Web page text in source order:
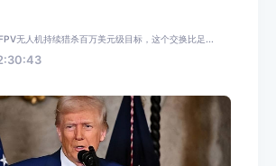
无人机持续猎杀百万美元级目标，这个交换比足...